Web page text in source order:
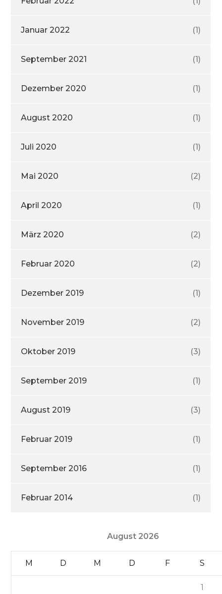
Januar 2022 (1)
September 2021 (1)
Dezember 2020 (1)
August 2020 (1)
Juli 2020 (1)
Mai 2020 (2)
April 2020 (1)
März 2020 (2)
Februar 2020 (2)
Dezember 2019 (1)
November 2019 (2)
Oktober 2019 (3)
September 2019 (1)
August 2019 (3)
Februar 2019 (1)
September 2016 (1)
Februar 2014 (1)
August 2026
M D M D F S
1